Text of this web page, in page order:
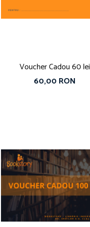
Voucher Cadou 60 lei
60,00 RON